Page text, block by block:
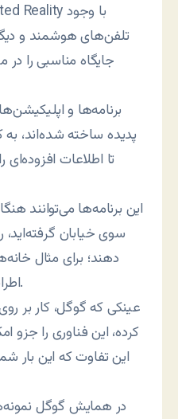
تلفن‌های هوشمند و
جایگاه مناسبی را در
برنامه‌ها و
پدیده ساخته شده‌اند، به
تا اطلاعات
این برنامه‌ها می‌توانند
سوی خیابان گرفته‌اید،
دهند؛ برای مثال
اطرافتان برای فروش گذاشته‌اند.
عینکی که گوگل، کار بر
کرده، این فناوری را جزو
این تفاوت که این بار
در همایش گوگل